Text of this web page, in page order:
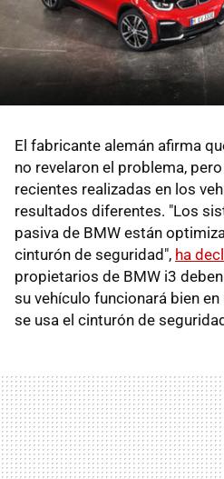
El fabricante alemán afirma
no revelaron el problema,
recientes realizadas en los
resultados diferentes. "Los
pasiva de BMW están
cinturón de seguridad", ha
propietarios de BMW i3
su vehículo funcionará bien
se usa el cinturón de